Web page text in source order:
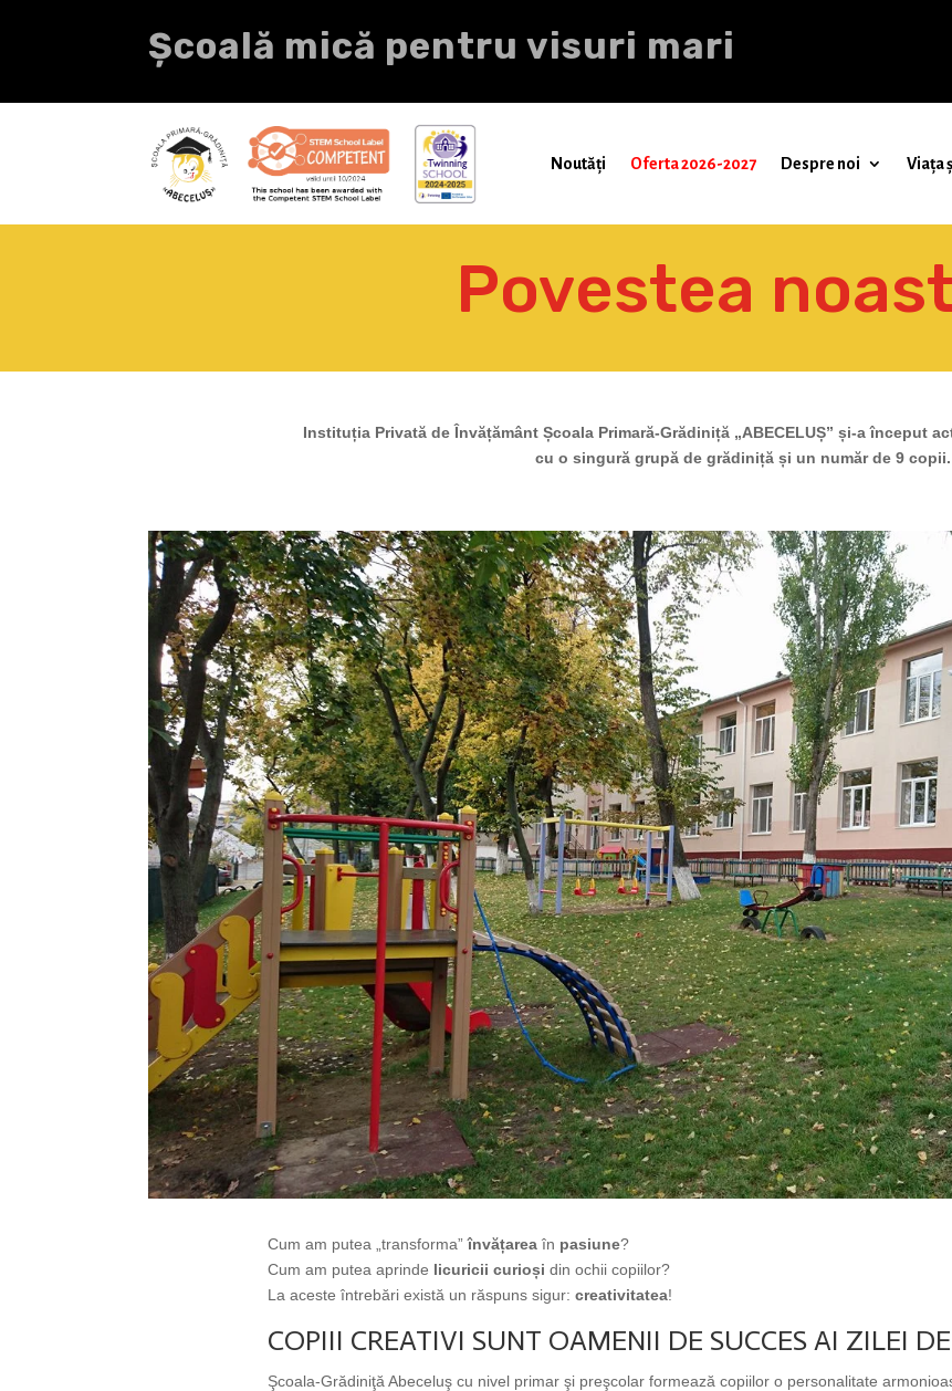
Școală mică pentru visuri mari
Noutăți Oferta 2026-2027 Despre noi Viața
Povestea
Instituția Privată de Învățământ Școala Primară-Grădiniță „ABECELUȘ” și-a început
cu o singură grupă de grădiniță și un număr de 9 copii.
Cum am putea „transforma”învățareaîn pasiune?
Cum am putea aprinde licuricii curioși din ochii copiilor?
La aceste întrebări există un răspuns sigur: creativitatea!
COPIII CREATIVI SUNT OAMENII DE SUCCES AI ZILEI
Şcoala-Grădiniţă Abeceluş cu nivel primar şi preşcolar formează copiilor o personalitate